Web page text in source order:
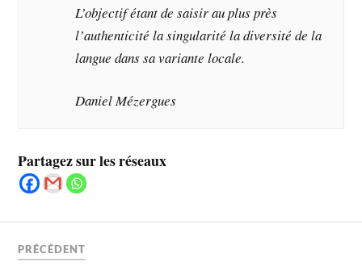
L’objectif étant de saisir au plus près
l’authenticité la singularité la diversité de la
langue dans sa variante locale.
Daniel Mézergues
Partagez sur les réseaux
PRÉCÉDENT